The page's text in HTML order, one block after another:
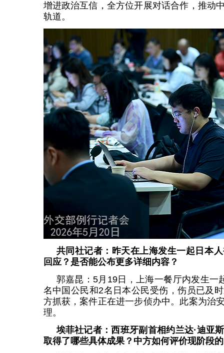
增进政治互信，全方位开展对话合作，推动
轨道。
共同社记者：昨天在上海发生一起日本
回应？是否能公布更多详细内容？
郭嘉昆：5月19日，上海一餐厅内发生一
名中国公民和2名日本公民受伤，伤员已及
方抓获，案件正在进一步侦办中。此案为治
理。
埃菲社记者：西班牙副首相约兰达·迪亚
取得了哪些具体成果？中方如何评价现阶段